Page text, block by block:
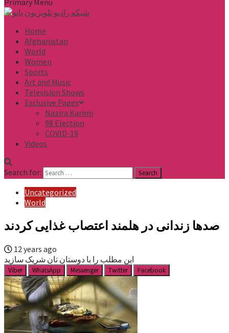
Primary Menu
Home
Afghanistan
World
Women
Sports
Art and Music
Television Shows
Exclusive Pages
Nazira Karimi
98 Election
COVID-19
Videos
Search for:
Uncategorized
World
صدها زندانی در هلمند اعتصاب غذایی کردند
12 years ago
این مطلب را با دوستان تان شریک سازید
Viber WhatsApp Messenger Twitter Facebook